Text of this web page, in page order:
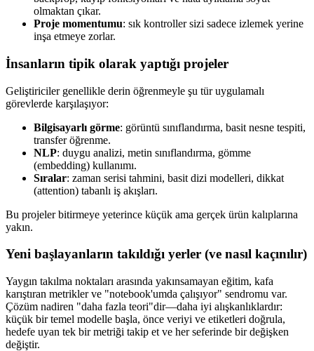
olmaktan çıkar.
Proje momentumu: sık kontroller sizi sadece izlemek yerine
inşa etmeye zorlar.
İnsanların tipik olarak yaptığı projeler
Geliştiriciler genellikle derin öğrenmeyle şu tür uygulamalı
görevlerde karşılaşıyor:
Bilgisayarlı görme: görüntü sınıflandırma, basit nesne tespiti,
transfer öğrenme.
NLP: duygu analizi, metin sınıflandırma, gömme
(embedding) kullanımı.
Sıralar: zaman serisi tahmini, basit dizi modelleri, dikkat
(attention) tabanlı iş akışları.
Bu projeler bitirmeye yeterince küçük ama gerçek ürün kalıplarına
yakın.
Yeni başlayanların takıldığı yerler (ve nasıl kaçınılır)
Yaygın takılma noktaları arasında yakınsamayan eğitim, kafa
karıştıran metrikler ve "notebook'umda çalışıyor" sendromu var.
Çözüm nadiren "daha fazla teori"dir—daha iyi alışkanlıklardır:
küçük bir temel modelle başla, önce veriyi ve etiketleri doğrula,
hedefe uyan tek bir metriği takip et ve her seferinde bir değişken
değiştir.